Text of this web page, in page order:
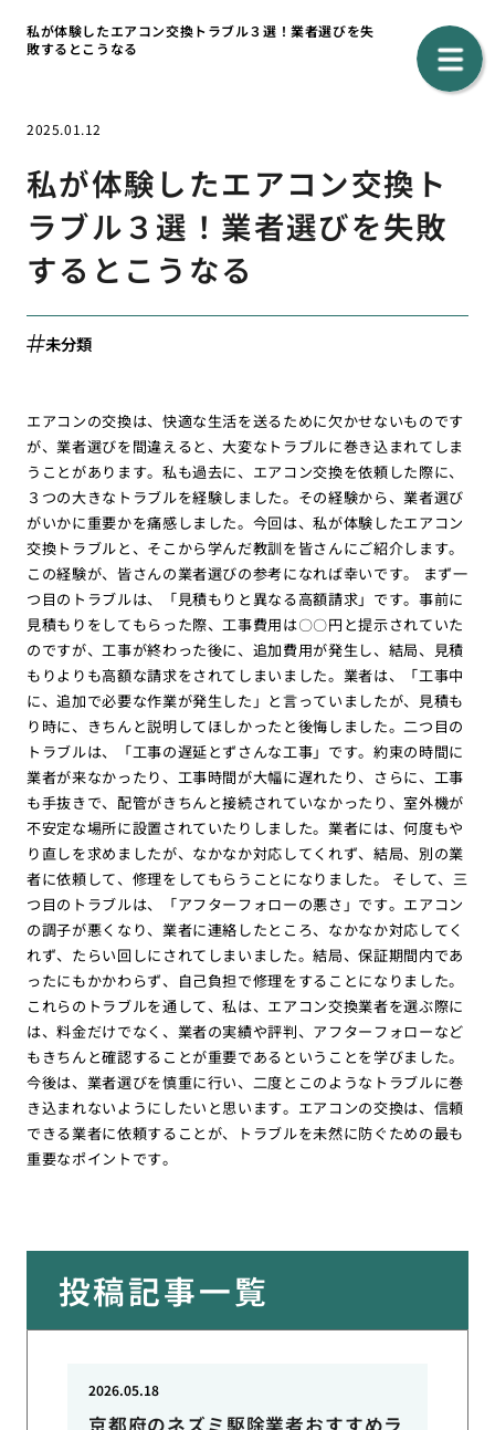
私が体験したエアコン交換トラブル３選！業者選びを失
敗するとこうなる
2025.01.12
私が体験したエアコン交換ト
ラブル３選！業者選びを失敗
するとこうなる
未分類
エアコンの交換は、快適な生活を送るために欠かせないものです
が、業者選びを間違えると、大変なトラブルに巻き込まれてしま
うことがあります。私も過去に、エアコン交換を依頼した際に、
３つの大きなトラブルを経験しました。その経験から、業者選び
がいかに重要かを痛感しました。今回は、私が体験したエアコン
交換トラブルと、そこから学んだ教訓を皆さんにご紹介します。
この経験が、皆さんの業者選びの参考になれば幸いです。 まず一
つ目のトラブルは、「見積もりと異なる高額請求」です。事前に
見積もりをしてもらった際、工事費用は〇〇円と提示されていた
のですが、工事が終わった後に、追加費用が発生し、結局、見積
もりよりも高額な請求をされてしまいました。業者は、「工事中
に、追加で必要な作業が発生した」と言っていましたが、見積も
り時に、きちんと説明してほしかったと後悔しました。二つ目の
トラブルは、「工事の遅延とずさんな工事」です。約束の時間に
業者が来なかったり、工事時間が大幅に遅れたり、さらに、工事
も手抜きで、配管がきちんと接続されていなかったり、室外機が
不安定な場所に設置されていたりしました。業者には、何度もや
り直しを求めましたが、なかなか対応してくれず、結局、別の業
者に依頼して、修理をしてもらうことになりました。 そして、三
つ目のトラブルは、「アフターフォローの悪さ」です。エアコン
の調子が悪くなり、業者に連絡したところ、なかなか対応してく
れず、たらい回しにされてしまいました。結局、保証期間内であ
ったにもかかわらず、自己負担で修理をすることになりました。
これらのトラブルを通して、私は、エアコン交換業者を選ぶ際に
は、料金だけでなく、業者の実績や評判、アフターフォローなど
もきちんと確認することが重要であるということを学びました。
今後は、業者選びを慎重に行い、二度とこのようなトラブルに巻
き込まれないようにしたいと思います。エアコンの交換は、信頼
できる業者に依頼することが、トラブルを未然に防ぐための最も
重要なポイントです。
投稿記事一覧
2026.05.18